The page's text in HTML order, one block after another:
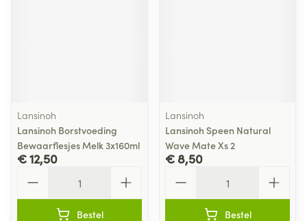
Lansinoh
Lansinoh Borstvoeding
Bewaarflesjes Melk 3x160ml
€ 12,50
Bestel
Lansinoh
Lansinoh Speen Natural
Wave Mate Xs 2
€ 8,50
Bestel